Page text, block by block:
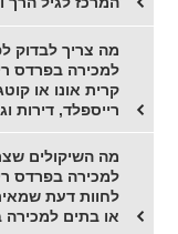
מה צריך לבדוק
למכירה בפרדס
קרית אונו או
רייספלד, דירות
מה השיקולים
למכירה בפרדס
לחוות דעת
או בתים למכירה